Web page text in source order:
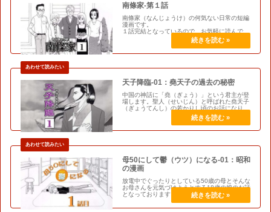
南條家-第１話
南條家（なんじょうけ）の何気ない日常の短編
漫画です。
１話完結となっているので、お気軽に読んでく
天子降臨-01：堯天子の過去の秘密
中国の神話に「堯（ぎょう）」という君主が登
場します。聖人（せいじん）と呼ばれた堯天子
（ぎょうてんし）の若かりし頃のお話になりま
す。※聖人＝徳が高く人格高潔で、偉大・崇
高・高貴の三要素を兼ね備えた人物を指しま
母50にして鬱（ウツ）になる-01：昭和
の漫画
放電中でぐったりとしている50歳の母とそんな
お母さんを元気づけようとする18歳の娘のお話
となっております。それではお楽しみくださ
い。これまでの登場人物母：限界を超えた50
歳、現在充電中娘：漫画を書くのが好きな18歳